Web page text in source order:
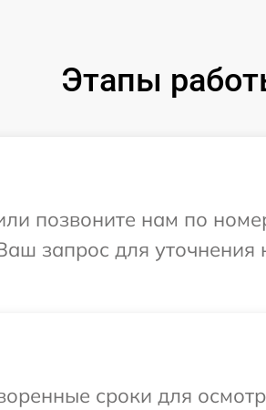
Этапы
позвоните нам по
запрос для
сроки для